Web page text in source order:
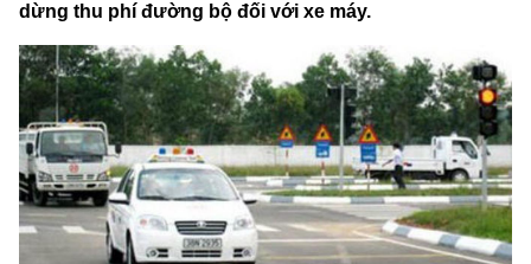
dừng thu phí đường bộ đối với xe máy.